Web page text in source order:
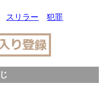
スリラー 犯罪